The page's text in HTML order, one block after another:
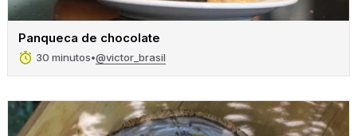
Panqueca de chocolate
30 minutos•@victor_brasil